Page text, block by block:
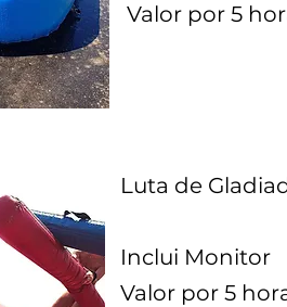
Valor por 5
Luta de
Inclui Monitor
Valor por 5